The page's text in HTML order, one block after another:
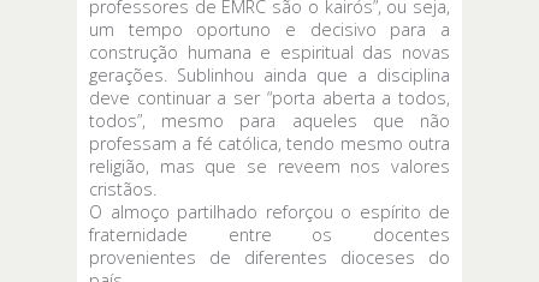
professores de EMRC são o kairós”, ou seja,
um tempo oportuno e decisivo para a
construção humana e espiritual das novas
gerações. Sublinhou ainda que a disciplina
deve continuar a ser “porta aberta a todos,
todos”, mesmo para aqueles que não
professam a fé católica, tendo mesmo outra
religião, mas que se reveem nos valores
cristãos.
O almoço partilhado reforçou o espírito de
fraternidade entre os docentes
provenientes de diferentes dioceses do